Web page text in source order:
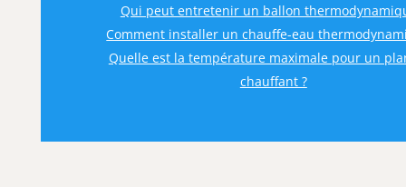
Qui peut entretenir un ballon
Comment installer un chauffe-eau
Quelle est la température maximale pour un
chauffant ?